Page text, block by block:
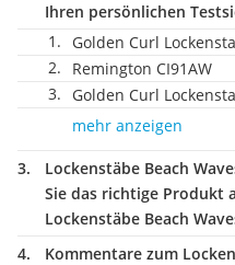
Ihren persönlichen
Golden Curl
Remington CI91AW
Golden Curl
mehr anzeigen
Lockenstäbe Beach
Sie das richtige Produkt
Lockenstäbe Beach
Kommentare zum